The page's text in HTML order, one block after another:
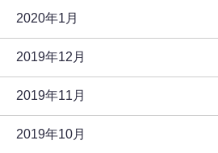
2020年1月
2019年12月
2019年11月
2019年10月